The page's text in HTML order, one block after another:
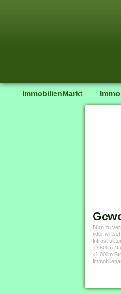
ImmobilienMarkt
Büro zu
oder
<2.500m
<1.000m